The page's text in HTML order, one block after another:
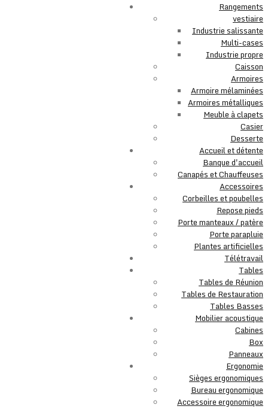
Rangements
vestiaire
Industrie salissante
Multi-cases
Industrie propre
Caisson
Armoires
Armoire mélaminées
Armoires métalliques
Meuble à clapets
Casier
Desserte
Accueil et détente
Banque d'accueil
Canapés et Chauffeuses
Accessoires
Corbeilles et poubelles
Repose pieds
Porte manteaux / patère
Porte parapluie
Plantes artificielles
Télétravail
Tables
Tables de Réunion
Tables de Restauration
Tables Basses
Mobilier acoustique
Cabines
Box
Panneaux
Ergonomie
Sièges ergonomiques
Bureau ergonomique
Accessoire ergonomique